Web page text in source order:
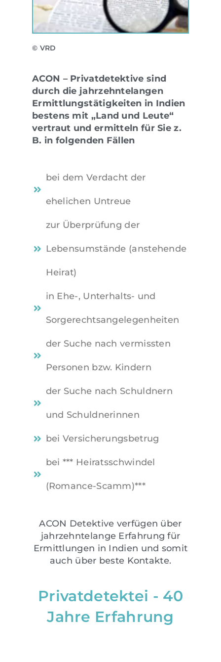
© VRD
ACON – Privatdetektive sind
durch die jahrzehntelangen
Ermittlungstätigkeiten in Indien
bestens mit „Land und Leute“
vertraut und ermitteln für Sie z.
B. in folgenden Fällen
bei dem Verdacht der
ehelichen Untreue
zur Überprüfung der
Lebensumstände (anstehende
Heirat)
in Ehe-, Unterhalts- und
Sorgerechtsangelegenheiten
der Suche nach vermissten
Personen bzw. Kindern
der Suche nach Schuldnern
und Schuldnerinnen
bei Versicherungsbetrug
bei *** Heiratsschwindel
(Romance-Scamm)***
ACON Detektive verfügen über
jahrzehntelange Erfahrung für
Ermittlungen in Indien und somit
auch über beste Kontakte.
Privatdetektei - 40
Jahre Erfahrung